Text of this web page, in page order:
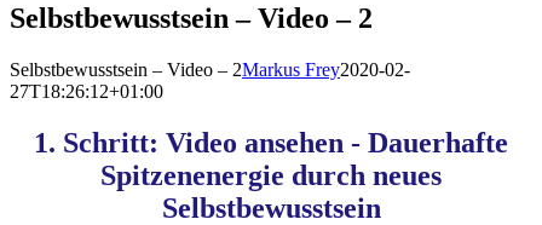
Selbstbewusstsein – Video – 2
Selbstbewusstsein – Video – 2Markus Frey2020-02-
27T18:26:12+01:00
1. Schritt: Video ansehen - Dauerhafte
Spitzenenergie durch neues
Selbstbewusstsein